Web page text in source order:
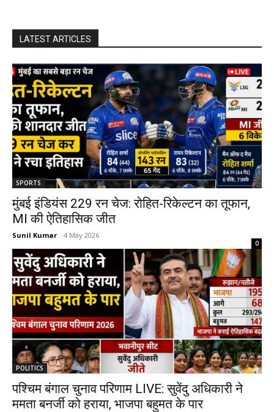
LATEST ARTICLES
SPORTS
मुंबई इंडियंस 229 रन चेज: रोहित-रिकेल्टन का तूफान,
MI की ऐतिहासिक जीत
Sunil Kumar - 4 May 2026
0
POLITICS
पश्चिम बंगाल चुनाव परिणाम LIVE: सुवेंदु अधिकारी ने
ममता बनर्जी को हराया, भाजपा बहुमत के पार